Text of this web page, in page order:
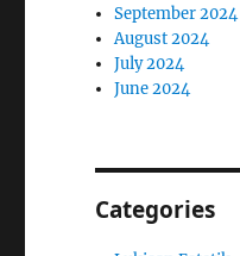
September 2024
August 2024
July 2024
June 2024
Categories